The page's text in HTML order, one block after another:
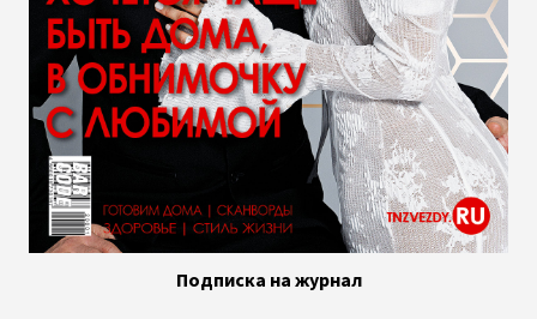
Подписка на журнал